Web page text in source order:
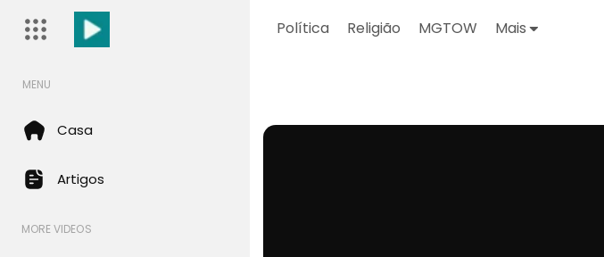
Política Religião MGTOW Mais
MENU
Casa
Artigos
MORE VIDEOS